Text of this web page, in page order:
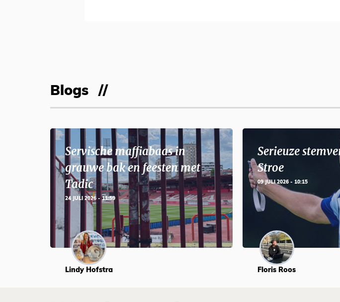
Blogs
Servische maffiabaas in
grauwe bak en feesten met
Tadic
24 JULI 2026 - 11:59
Lindy Hofstra
Serieuze
Stroe
09 JULI 2026 - 10:15
Floris Roos